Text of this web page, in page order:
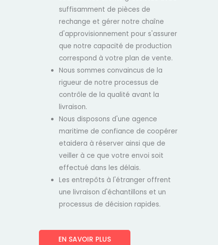
suffisamment de pièces de
rechange et gérer notre chaîne
d'approvisionnement pour s'assurer
que notre capacité de production
correspond à votre plan de vente.
Nous sommes convaincus de la
rigueur de notre processus de
contrôle de la qualité avant la
livraison.
Nous disposons d'une agence
maritime de confiance de coopérer
etaidera à réserver ainsi que de
veiller à ce que votre envoi soit
effectué dans les délais.
Les entrepôts à l'étranger offrent
une livraison d'échantillons et un
processus de décision rapides.
EN SAVOIR PLUS